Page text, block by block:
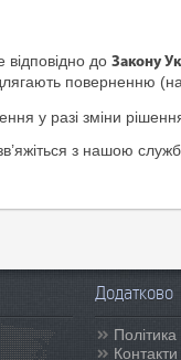
до Закону
поверненню
у разі зміни
з нашою
Додатково
Політика
Контакти